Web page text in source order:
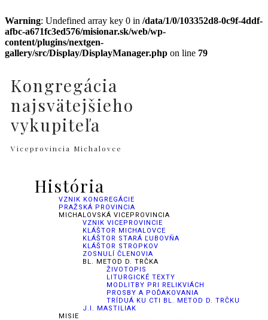
Warning: Undefined array key 0 in /data/1/0/103352d8-0c9f-4ddf-
afbc-a671fc3ed576/misionar.sk/web/wp-
content/plugins/nextgen-
gallery/src/Display/DisplayManager.php on line 79
Kongregácia
najsvätejšieho
vykupiteľa
Viceprovincia Michalovce
História
VZNIK KONGREGÁCIE
PRAŽSKÁ PROVINCIA
MICHALOVSKÁ VICEPROVINCIA
VZNIK VICEPROVINCIE
KLÁŠTOR MICHALOVCE
KLÁŠTOR STARÁ ĽUBOVŇA
KLÁŠTOR STROPKOV
ZOSNULÍ ČLENOVIA
BL. METOD D. TRČKA
ŽIVOTOPIS
LITURGICKÉ TEXTY
MODLITBY PRI RELIKVIÁCH
PROSBY A POĎAKOVANIA
TRÍDUÁ KU CTI BL. METOD D. TRČKU
J.I. MASTILIAK
MISIE